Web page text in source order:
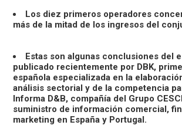
Los diez primeros operadores
más de la mitad de los ingresos del
Estas son algunas conclusiones del
publicado recientemente por DBK,
española especializada en la
análisis sectorial y de la competencia
Informa D&B, compañía del Grupo
suministro de información comercial,
marketing en España y Portugal.